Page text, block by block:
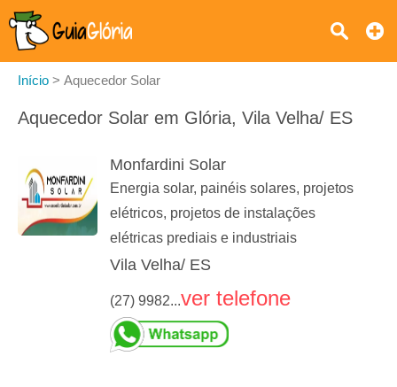
Início > Aquecedor Solar
Aquecedor Solar em Glória, Vila Velha/ ES
Monfardini Solar
Energia solar, painéis solares, projetos
elétricos, projetos de instalações
elétricas prediais e industriais
Vila Velha/ ES
(27) 9982...ver telefone